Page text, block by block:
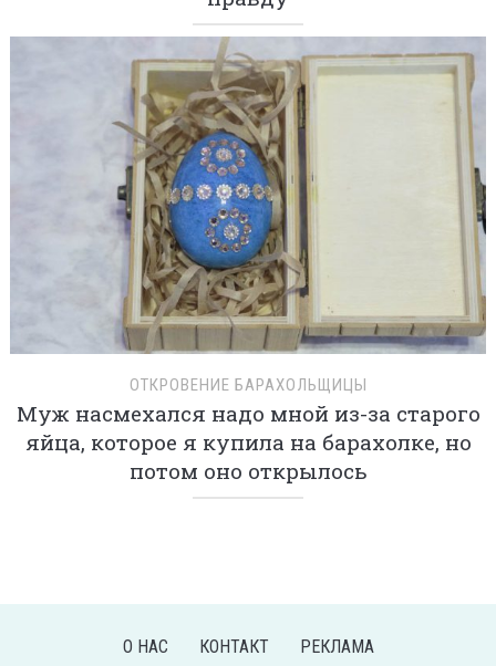
ОТКРОВЕНИЕ БАРАХОЛЬЩИЦЫ
Муж насмехался надо мной из-за старого
яйца, которое я купила на барахолке, но
потом оно открылось
О НАС КОНТАКТ
РЕКЛАМА